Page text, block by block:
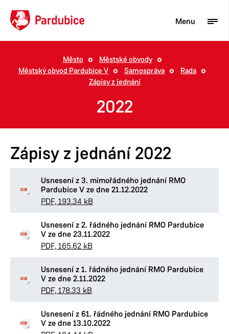
Turista
Občan
Město
Město
Městské obvody
Městský obvod Pardubice V
Samospráva
Rada
Zápisy z jednání
2022
Zápisy z jednání 2022
Usnesení z 3. mimořádného jednání RMO
Pardubice V ze dne 21.12.2022
PDF, 193.34 kB
Usnesení z 2. řádného jednání RMO Pardubice
V ze dne 23.11.2022
PDF, 165.62 kB
Usnesení z 1. řádného jednání RMO Pardubice
V ze dne 2.11.2022
PDF, 178.33 kB
Usnesení z 61. řádného jednání RMO Pardubice
V ze dne 13.10.2022
Menu